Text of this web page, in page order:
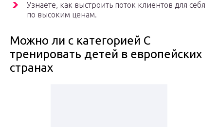
Узнаете, как выстроить поток клиентов для себя
по высоким ценам.
Можно ли с категорией С
тренировать детей в европейских
странах